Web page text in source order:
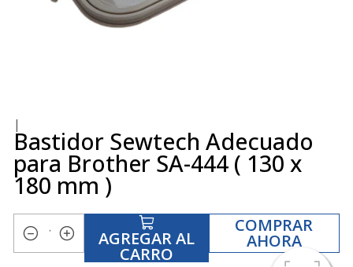
|
Bastidor Sewtech Adecuado
para Brother SA-444 ( 130 x
180 mm )
Cantidad AGREGAR AL
CARRO
COMPRAR
AHORA